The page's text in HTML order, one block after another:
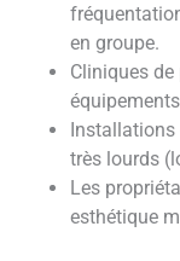
en groupe.
Cliniques
Installations
très lourds
Les
esthétique